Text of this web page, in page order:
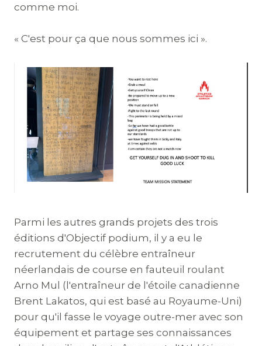
comme moi.
« C'est pour ça que nous sommes ici ».
Parmi les autres grands projets des trois
éditions d'Objectif podium, il y a eu le
recrutement du célèbre entraîneur
néerlandais de course en fauteuil roulant
Arno Mul (l'entraîneur de l'étoile canadienne
Brent Lakatos, qui est basé au Royaume-Uni)
pour qu'il fasse le voyage outre-mer avec son
équipement et partage ses connaissances